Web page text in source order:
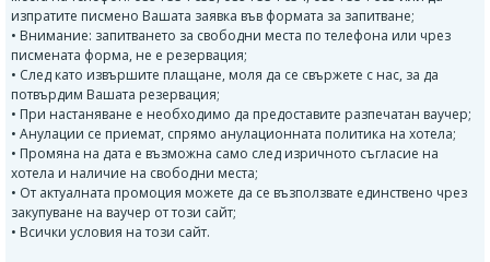
изпратите писмено Вашата заявка във формата за запитване;
• Внимание: запитването за свободни места по телефона или чрез
писмената форма, не е резервация;
• След като извършите плащане, моля да се свържете с нас, за да
потвърдим Вашата резервация;
• При настаняване е необходимо да предоставите разпечатан ваучер;
• Анулации се приемат, спрямо анулационната политика на хотела;
• Промяна на дата е възможна само след изричното съгласие на
хотела и наличие на свободни места;
• От актуалната промоция можете да се възползвате единствено чрез
закупуване на ваучер от този сайт;
• Всички условия на този сайт.